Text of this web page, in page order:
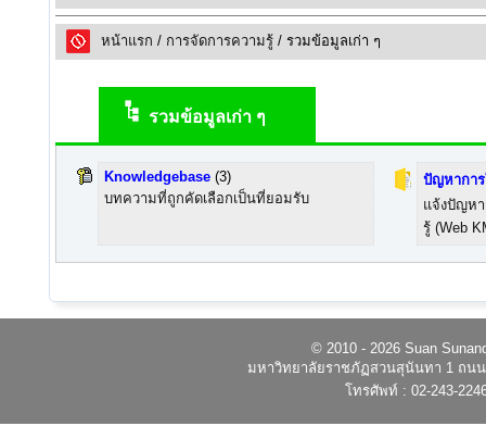
หน้าแรก / การจัดการความรู้ / รวมข้อมูลเก่า ๆ
รวมข้อมูลเก่า ๆ
Knowledgebase (3)
บทความที่ถูกคัดเลือกเป็นที่ยอมรับ
ปัญหาการ
แจ้งปัญหา
รู้ (Web
© 2010 - 2026 Suan
มหาวิทยาลัยราชภัฏสวนสุนันทา 1 ถนน
โทรศัพท์ : 02-243-